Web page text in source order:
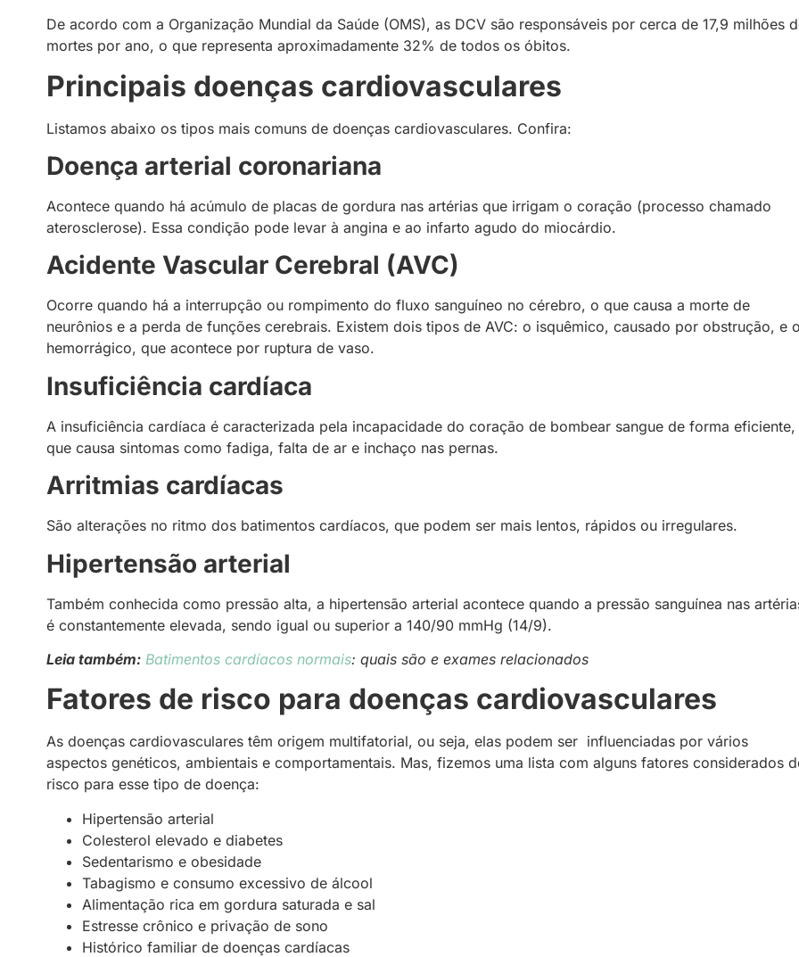
De acordo com a Organização Mundial da Saúde (OMS), as DCV são responsáveis por cerca de 17,9 milhões
mortes por ano, o que representa aproximadamente 32% de todos os óbitos.
Principais doenças cardiovasculares
Listamos abaixo os tipos mais comuns de doenças cardiovasculares. Confira:
Doença arterial coronariana
Acontece quando há acúmulo de placas de gordura nas artérias que irrigam o coração (processo chamado
aterosclerose). Essa condição pode levar à angina e ao infarto agudo do miocárdio.
Acidente Vascular Cerebral (AVC)
Ocorre quando há a interrupção ou rompimento do fluxo sanguíneo no cérebro, o que causa a morte de
neurônios e a perda de funções cerebrais. Existem dois tipos de AVC: o isquêmico, causado por obstrução, e
hemorrágico, que acontece por ruptura de vaso.
Insuficiência cardíaca
A insuficiência cardíaca é caracterizada pela incapacidade do coração de bombear sangue de forma
que causa sintomas como fadiga, falta de ar e inchaço nas pernas.
Arritmias cardíacas
São alterações no ritmo dos batimentos cardíacos, que podem ser mais lentos, rápidos ou irregulares.
Hipertensão arterial
Também conhecida como pressão alta, a hipertensão arterial acontece quando a pressão sanguínea nas
é constantemente elevada, sendo igual ou superior a 140/90 mmHg (14/9).
Leia também: Batimentos cardíacos normais: quais são e exames relacionados
Fatores de risco para doenças cardiovasculares
As doenças cardiovasculares têm origem multifatorial, ou seja, elas podem ser influenciadas por vários
aspectos genéticos, ambientais e comportamentais. Mas, fizemos uma lista com alguns fatores considerados
risco para esse tipo de doença:
Hipertensão arterial
Colesterol elevado e diabetes
Sedentarismo e obesidade
Tabagismo e consumo excessivo de álcool
Alimentação rica em gordura saturada e sal
Estresse crônico e privação de sono
Histórico familiar de doenças cardíacas